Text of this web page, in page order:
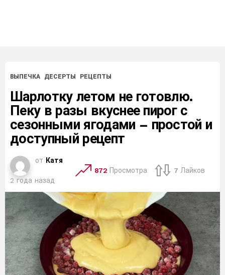
ВЫПЕЧКА ДЕСЕРТЫ РЕЦЕПТЫ
Шарлотку летом не готовлю.
Пеку в разы вкуснее пирог с
сезонными ягодами – простой и
доступный рецепт
от Катя
2 года назад
872 Просмотра 7 Лайков